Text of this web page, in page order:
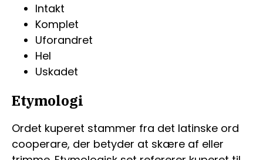
Intakt
Komplet
Uforandret
Hel
Uskadet
Etymologi
Ordet kuperet stammer fra det latinske ord
cooperare, der betyder at skære af eller